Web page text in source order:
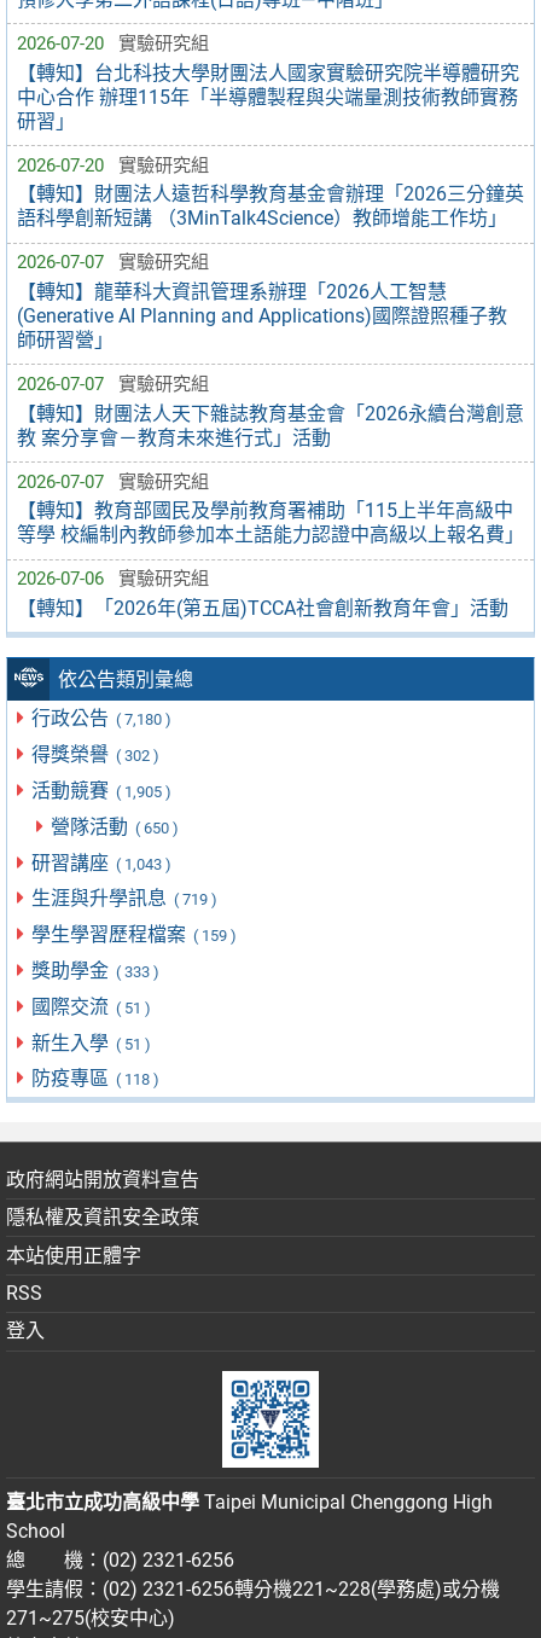
2026-07-20 實驗研究組
【轉知】台北科技大學財團法人國家實驗研究院半導體研究
中心合作 辦理115年「半導體製程與尖端量測技術教師實務
研習」
2026-07-20 實驗研究組
【轉知】財團法人遠哲科學教育基金會辦理「2026三分鐘英
語科學創新短講 （3MinTalk4Science）教師增能工作坊」
2026-07-07 實驗研究組
【轉知】龍華科大資訊管理系辦理「2026人工智慧
(Generative AI Planning and Applications)國際證照種子教
師研習營」
2026-07-07 實驗研究組
【轉知】財團法人天下雜誌教育基金會「2026永續台灣創意
教 案分享會－教育未來進行式」活動
2026-07-07 實驗研究組
【轉知】教育部國民及學前教育署補助「115上半年高級中
等學 校編制內教師參加本土語能力認證中高級以上報名費」
2026-07-06 實驗研究組
【轉知】「2026年(第五屆)TCCA社會創新教育年會」活動
依公告類別彙總
行政公告 ( 7,180 )
得獎榮譽 ( 302 )
活動競賽 ( 1,905 )
營隊活動 ( 650 )
研習講座 ( 1,043 )
生涯與升學訊息 ( 719 )
學生學習歷程檔案 ( 159 )
獎助學金 ( 333 )
國際交流 ( 51 )
新生入學 ( 51 )
防疫專區 ( 118 )
政府網站開放資料宣告
隱私權及資訊安全政策
本站使用正體字
RSS
登入
臺北市立成功高級中學 Taipei Municipal Chenggong High
School
總 機：(02) 2321-6256
學生請假：(02) 2321-6256轉分機221~228(學務處)或分機
271~275(校安中心)